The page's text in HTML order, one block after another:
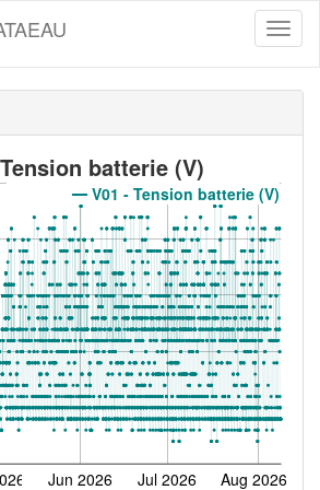
batterie (V)
V01 - Tension batterie (V)
Jun 2026 Jul 2026 Aug 2026